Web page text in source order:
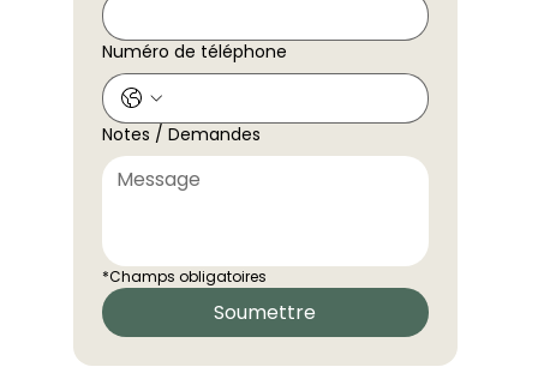
Numéro de téléphone
Notes / Demandes
*Champs obligatoires
Soumettre